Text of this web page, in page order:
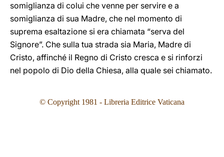
somiglianza di colui che venne per servire e a
somiglianza di sua Madre, che nel momento di
suprema esaltazione si era chiamata “serva del
Signore”. Che sulla tua strada sia Maria, Madre di
Cristo, affinché il Regno di Cristo cresca e si rinforzi
nel popolo di Dio della Chiesa, alla quale sei chiamato.
© Copyright 1981 - Libreria Editrice Vaticana